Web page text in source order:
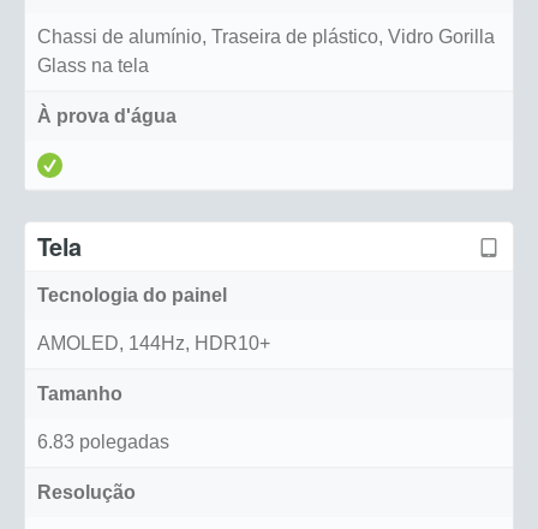
Chassi de alumínio, Traseira de plástico, Vidro Gorilla
Glass na tela
À prova d'água
Tela
Tecnologia do painel
AMOLED, 144Hz, HDR10+
Tamanho
6.83 polegadas
Resolução